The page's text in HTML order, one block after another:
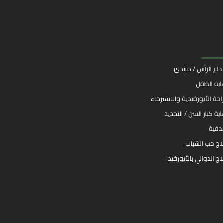
الرأس / مبتدئ
الطفل
الأيورفيدية والاسترخاء
كبار السن / التجديد
حب الشباب
الدوالي بالأيورفيدا